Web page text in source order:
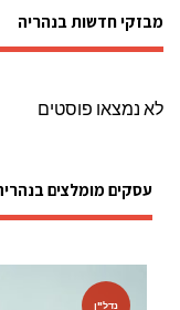
מבזקי חדשות בנהריה
לא נמצאו פוסטים
עסקים מומלצים
נדל"ן